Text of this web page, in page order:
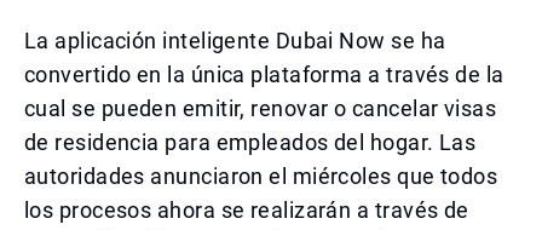
La aplicación inteligente Dubai Now se ha
convertido en la única plataforma a través de la
cual se pueden emitir, renovar o cancelar visas
de residencia para empleados del hogar. Las
autoridades anunciaron el miércoles que todos
los procesos ahora se realizarán a través de